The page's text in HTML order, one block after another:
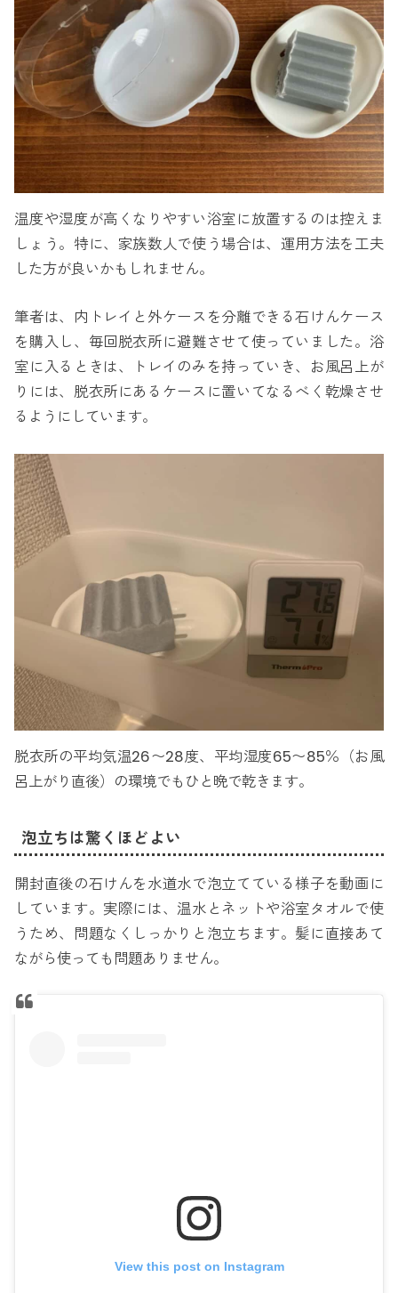
温度や湿度が高くなりやすい浴室に放置するのは控えま
しょう。特に、家族数人で使う場合は、運用方法を工夫
した方が良いかもしれません。
筆者は、内トレイと外ケースを分離できる石けんケース
を購入し、毎回脱衣所に避難させて使っていました。浴
室に入るときは、トレイのみを持っていき、お風呂上が
りには、脱衣所にあるケースに置いてなるべく乾燥させ
るようにしています。
脱衣所の平均気温26〜28度、平均湿度65〜85％（お風
呂上がり直後）の環境でもひと晩で乾きます。
泡立ちは驚くほどよい
開封直後の石けんを水道水で泡立てている様子を動画に
しています。実際には、温水とネットや浴室タオルで使
うため、問題なくしっかりと泡立ちます。髪に直接あて
ながら使っても問題ありません。
View this post on Instagram